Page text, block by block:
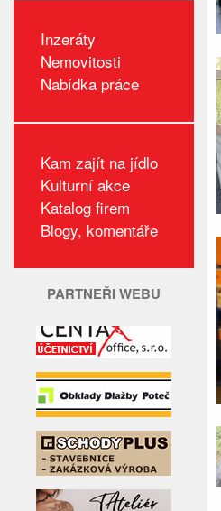
Inzeráty
Nemovitosti
Nabídka práce
Kam zajít na jídlo
Kulturní akce
Katalog firem
Blogy, komentáře
PARTNEŘI WEBU